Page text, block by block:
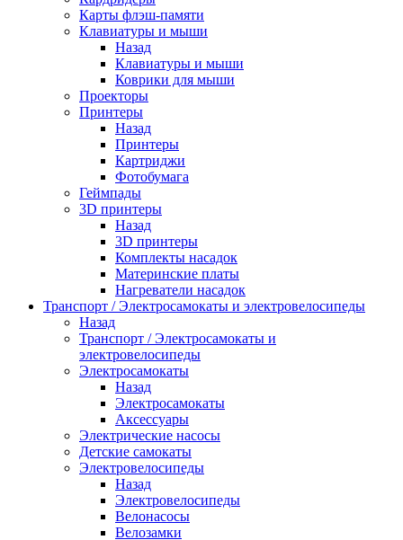
Карты флэш-памяти
Клавиатуры и мыши
Назад
Клавиатуры и мыши
Коврики для мыши
Проекторы
Принтеры
Назад
Принтеры
Картриджи
Фотобумага
Геймпады
3D принтеры
Назад
3D принтеры
Комплекты насадок
Материнские платы
Нагреватели насадок
Транспорт / Электросамокаты и электровелосипеды
Назад
Транспорт / Электросамокаты и
электровелосипеды
Электросамокаты
Назад
Электросамокаты
Аксессуары
Электрические насосы
Детские самокаты
Электровелосипеды
Назад
Электровелосипеды
Велонасосы
Велозамки